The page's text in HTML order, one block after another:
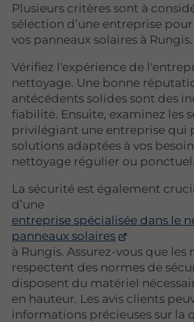
Plusieurs critères sont à
sélection d’une entreprise
vos panneaux solaires à Rungis.
Vérifiez l'expérience de
nettoyage. Une bonne
antécédents solides sont des
fiabilité. Ensuite, examinez les
privilégiant une entreprise qui
solutions adaptées à vos
nettoyage régulier ou ponctuel.
La sécurité est également
d’une
entreprise spécialisée dans le
panneaux solaires
à Rungis. Assurez-vous que les
respectent des normes de
disposent du matériel
en hauteur. Les avis clients
informations précieuses sur la